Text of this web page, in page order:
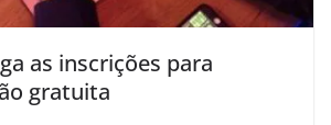
as inscrições para
gratuita